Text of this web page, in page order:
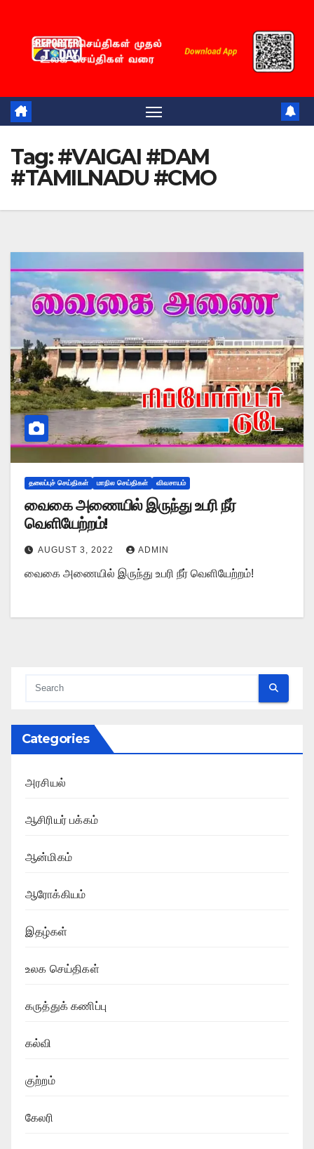
content
Tag:#VAIGAI #DAM
#TAMILNADU #CMO
தலைப்புச் செய்திகள் மாநில செய்திகள் விவசாயம்
வைகை அணையில் இருந்து உபரி நீர்
வெளியேற்றம்!
AUGUST 3, 2022 ADMIN
வைகை அணையில் இருந்து உபரி நீர் வெளியேற்றம்!
Categories
அரசியல்
ஆசிரியர் பக்கம்
ஆன்மிகம்
ஆரோக்கியம்
இதழ்கள்
உலக செய்திகள்
கருத்துக் கணிப்பு
கல்வி
குற்றம்
கேலரி